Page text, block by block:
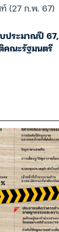
(27 ก.พ. 67)
ประมาณปี 67,
คณะรัฐมนตรี